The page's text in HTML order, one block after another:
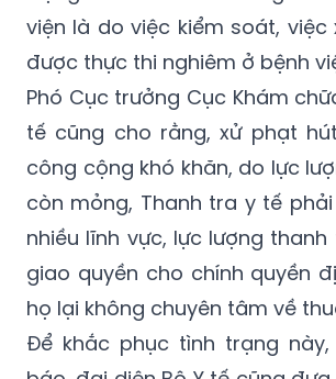
Phó Cục trưởng Cục Khám
tế cũng cho rằng, xử phạt
công cộng khó khăn, do lực
còn mỏng, Thanh tra y tế
nhiều lĩnh vực, lực lượng thanh
giao quyền cho chính quyền
họ lại không chuyên tâm về
Để khắc phục tình trạng
báo, đại diện Bộ Y tế cũng đưa
kiến nhằm tăng cường sự